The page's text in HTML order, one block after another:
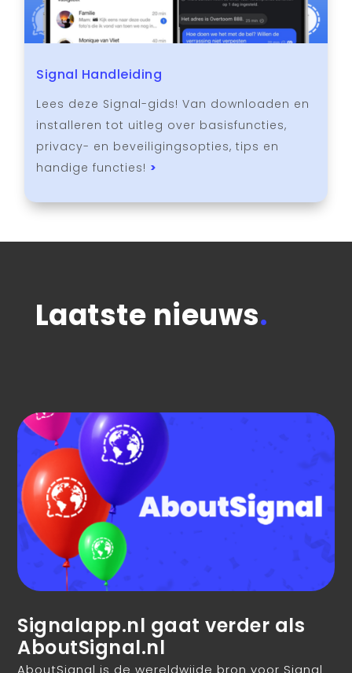
Signal Handleiding
Lees deze Signal-gids! Van downloaden en
installeren tot uitleg over basisfuncties,
privacy- en beveiligingsopties, tips en
handige functies! >
Laatste nieuws.
Signalapp.nl gaat verder als
AboutSignal.nl
AboutSignal is de wereldwijde bron voor Signal